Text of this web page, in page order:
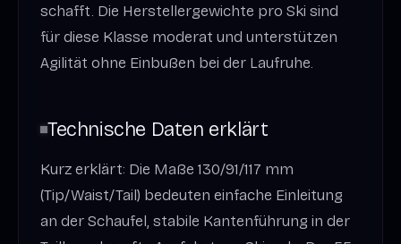
schafft. Die Herstellergewichte pro Ski sind
für diese Klasse moderat und unterstützen
Agilität ohne Einbußen bei der Laufruhe.
Technische Daten erklärt
Kurz erklärt: Die Maße 130/91/117 mm
(Tip/Waist/Tail) bedeuten einfache Einleitung
an der Schaufel, stabile Kantenführung in der